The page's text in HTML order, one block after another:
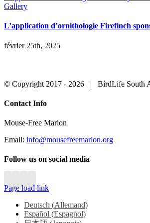
Gallery
L’application d’ornithologie Firefinch
février 25th, 2025
© Copyright 2017 - 2026 | BirdLife South
Close
Bar
Contact Info
Mouse-Free Marion
Email: info@mousefreemarion.org
Follow us on social media
Page load link
Deutsch (Allemand)
Español (Espagnol)